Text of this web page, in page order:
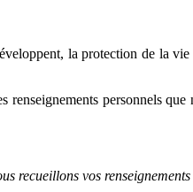
la protection de la
renseignements personnels
recueillons vos